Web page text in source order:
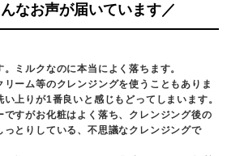
なお声が届いています／
ミルクなのに本当によく落ちます。
ーム等のクレンジングを使うこともありま
上りが1番良いと感じもどってしまいます。
ですがお化粧はよく落ち、クレンジング後の
とりしている、不思議なクレンジングで